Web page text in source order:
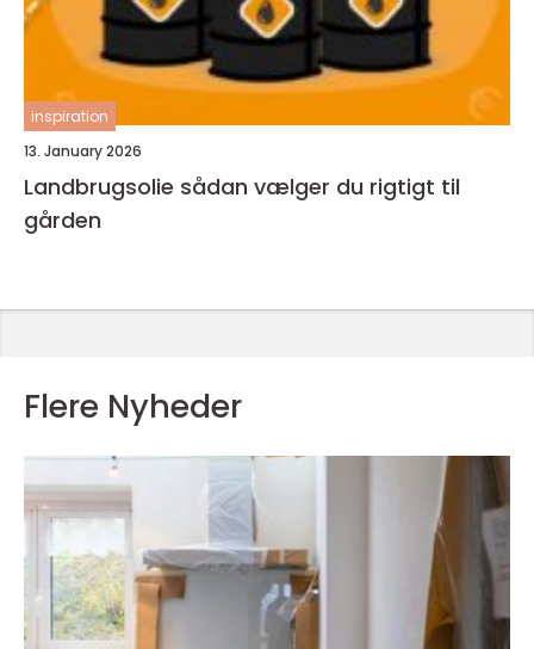
inspiration
13. January 2026
Landbrugsolie sådan vælger du rigtigt til
gården
Flere Nyheder